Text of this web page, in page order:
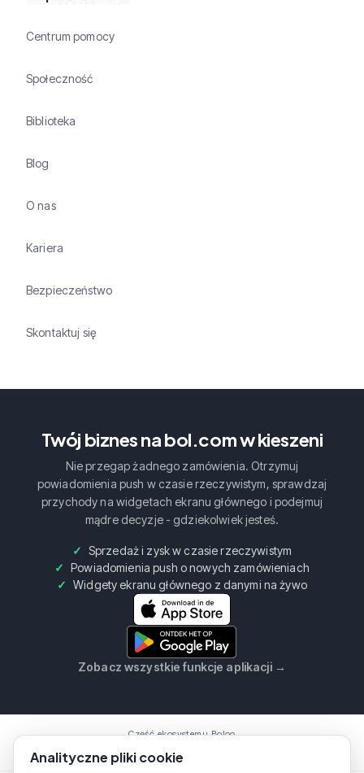
Centrum pomocy
Społeczność
Biblioteka
Blog
O nas
Kariera
Bezpieczeństwo
Skontaktuj się
Twój biznes na bol.com w kieszeni
Nie przegap żadnego zamówienia. Otrzymuj
powiadomienia push w czasie rzeczywistym, sprawdzaj
przychody na widgetach ekranu głównego i podejmuj
mądre decyzje - gdziekolwiek jesteś.
Sprzedaż i zysk w czasie rzeczywistym
Powiadomienia push o nowych zamówieniach
Widgety ekranu głównego z danymi na żywo
Zobacz wszystkie funkcje aplikacji →
Część ekosystemu Boloo
Analityczne pliki cookie